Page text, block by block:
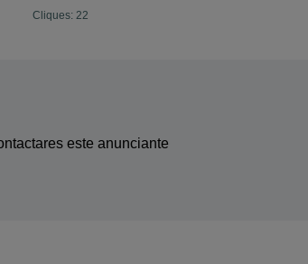
Cliques: 22
este anunciante